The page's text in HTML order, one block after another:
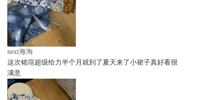
next海淘
这次铭瑄超级给力半个月就到了夏天来了小裙子真好看很
满意